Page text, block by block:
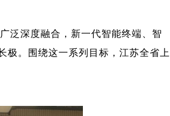
泛深度融合，新一代智能终端、智
极。围绕这一系列目标，江苏全省上